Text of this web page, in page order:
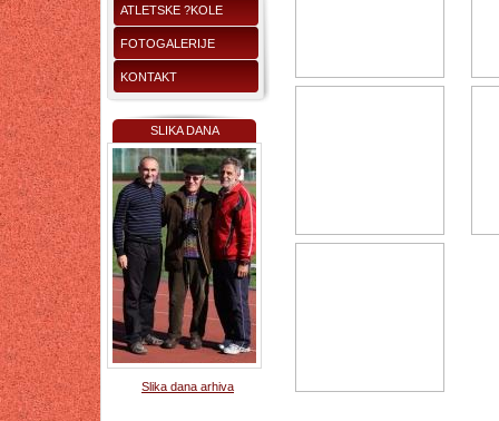
ATLETSKE ?KOLE
FOTOGALERIJE
KONTAKT
SLIKA DANA
Slika dana arhiva